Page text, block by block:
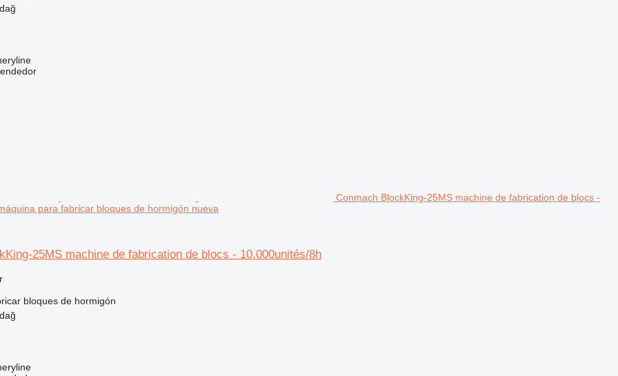
Conmach BlockKing-25MS machine de fabrication de blocs -
para fabricar bloques de hormigón nueva
25MS machine de fabrication de blocs - 10.000unités/8h
bloques de hormigón